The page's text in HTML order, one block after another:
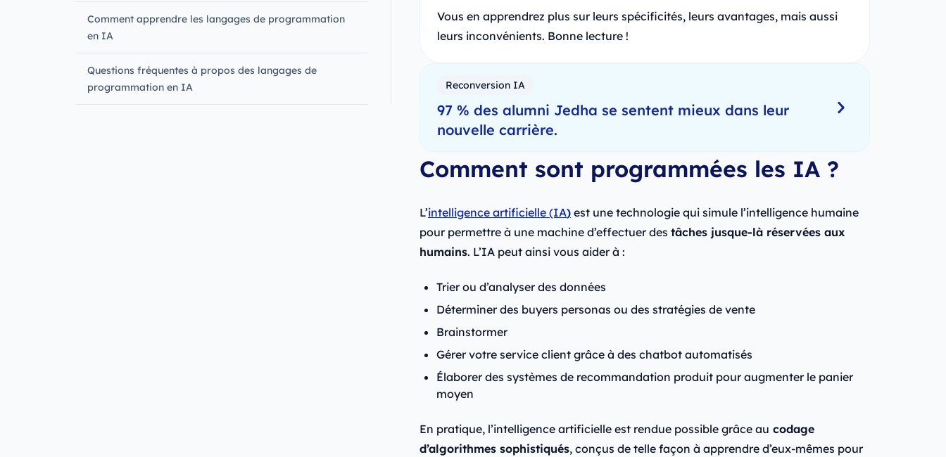
Comment apprendre les langages de programmation
en IA
Questions fréquentes à propos des langages de
programmation en IA
Vous en apprendrez plus sur leurs spécificités, leurs avantages, mais aussi
leurs inconvénients. Bonne lecture !
Reconversion IA
97 % des alumni Jedha se sentent mieux dans leur
nouvelle carrière.
Comment sont programmées les IA ?
L’intelligence artificielle (IA)est une technologie qui simule l’intelligence humaine
pour permettre à une machine d’effectuer des tâches jusque-là réservées aux
humains. L’IA peut ainsi vous aider à :
Trier ou d’analyser des données
Déterminer des buyers personas ou des stratégies de vente
Brainstormer
Gérer votre service client grâce à des chatbot automatisés
Élaborer des systèmes de recommandation produit pour augmenter le panier
moyen
En pratique, l’intelligence artificielle est rendue possible grâce au codage
d’algorithmes sophistiqués, conçus de telle façon à apprendre d’eux-mêmes pour